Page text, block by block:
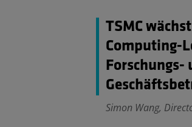
TSMC
Computing-
Simon Wang,